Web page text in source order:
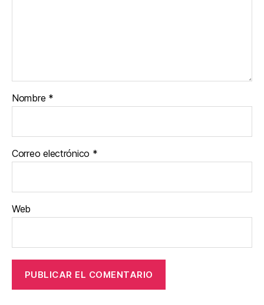
Nombre *
Correo electrónico *
Web